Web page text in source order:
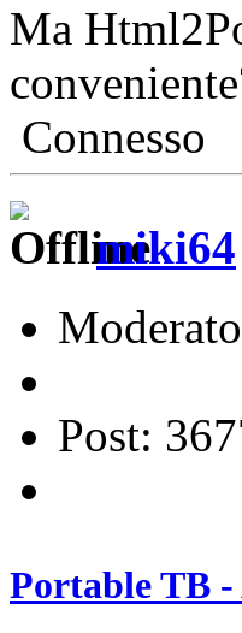
Ma
Connesso
miki64
Post:
Portable TB -